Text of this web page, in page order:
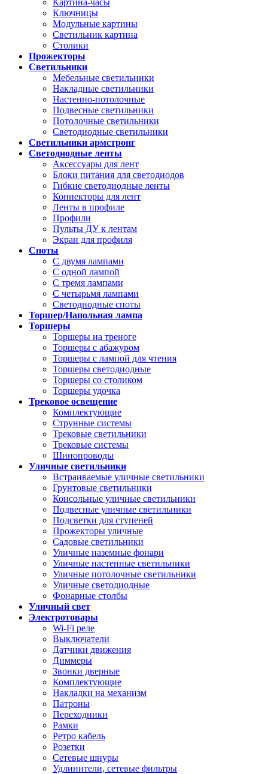
Картина-часы
Ключницы
Модульные картины
Светильник картина
Столики
Прожекторы
Светильники
Мебельные светильники
Накладные светильники
Настенно-потолочные
Подвесные светильники
Потолочные светильники
Светодиодные светильники
Светильники армстронг
Светодиодные ленты
Аксессуары для лент
Блоки питания для светодиодов
Гибкие светодиодные ленты
Коннекторы для лент
Ленты в профиле
Профили
Пульты ДУ к лентам
Экран для профиля
Споты
С двумя лампами
С одной лампой
С тремя лампами
С четырьмя лампами
Светодиодные споты
Торшер/Напольная лампа
Торшеры
Торшеры на треноге
Торшеры с абажуром
Торшеры с лампой для чтения
Торшеры светодиодные
Торшеры со столиком
Торшеры удочка
Трековое освещение
Комплектующие
Струнные системы
Трековые светильники
Трековые системы
Шинопроводы
Уличные светильники
Встраиваемые уличные светильники
Грунтовые светильники
Консольные уличные светильники
Подвесные уличные светильники
Подсветки для ступеней
Прожекторы уличные
Садовые светильники
Уличные наземные фонари
Уличные настенные светильники
Уличные потолочные светильники
Уличные светодиодные
Фонарные столбы
Уличный свет
Электротовары
Wi-Fi реле
Выключатели
Датчики движения
Диммеры
Звонки дверные
Комплектующие
Накладки на механизм
Патроны
Переходники
Рамки
Ретро кабель
Розетки
Сетевые шнуры
Удлинители, сетевые фильтры